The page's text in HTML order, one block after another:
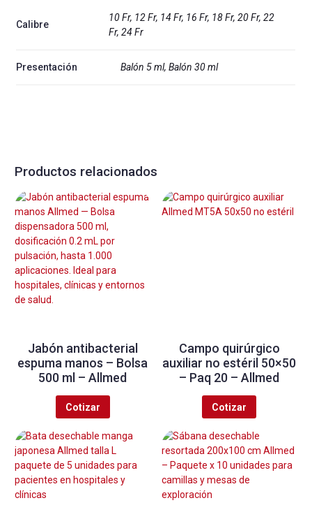
Calibre
10 Fr, 12 Fr, 14 Fr, 16 Fr, 18 Fr, 20 Fr, 22
Fr, 24 Fr
Presentación Balón 5 ml, Balón 30 ml
Productos relacionados
Jabón antibacterial
espuma manos – Bolsa
500 ml – Allmed
Cotizar
Campo quirúrgico
auxiliar no estéril 50×50
– Paq 20 – Allmed
Cotizar